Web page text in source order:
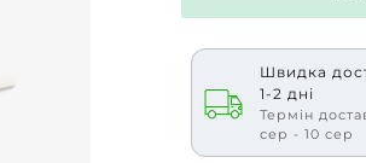
Швидка
1-2 дні
Термін
сер - 10 сер